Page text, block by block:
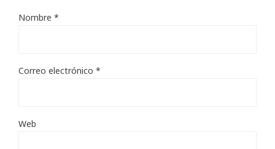
Nombre *
Correo electrónico *
Web